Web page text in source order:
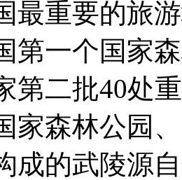
最重要的旅
第一个国家
第二批40处
家森林公园
成的武陵源